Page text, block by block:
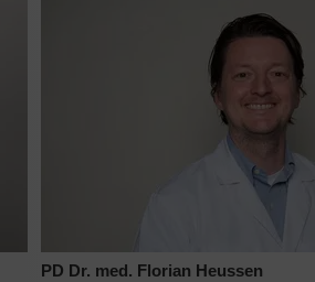
PD Dr. med. Florian Heussen